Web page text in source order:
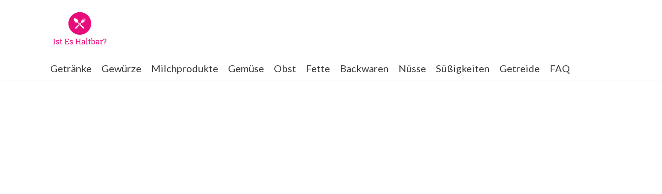
Getränke Gewürze Milchprodukte Gemüse Obst Fette Backwaren Nüsse Süßigkeiten Getreide FAQ